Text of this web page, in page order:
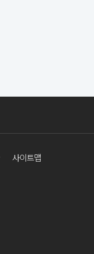
사이트맵